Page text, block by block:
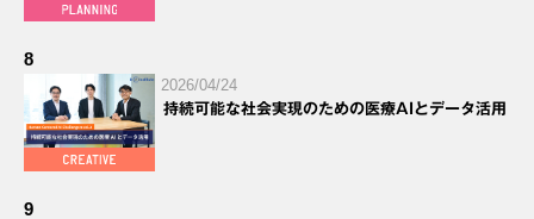
8
2026/04/24
持続可能な社会実現のための医療AIとデータ活用
9